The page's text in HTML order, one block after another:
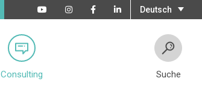
Deutsch
Consulting Suche